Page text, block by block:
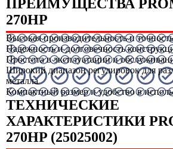
ПРЕИМУЩЕСТВА
270HP
Высокая производительность и
Надежность и долговечность
Простота в эксплуатации и
Широкий диапазон регулировок для
металла
Компактный размер и удобство в
ТЕХНИЧЕСКИЕ
ХАРАКТЕРИСТИКИ
270HP (25025002)